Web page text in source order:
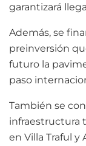
garantizará
Además, se
preinversión
futuro la
paso
También se
infraestructura
en Villa Traful y